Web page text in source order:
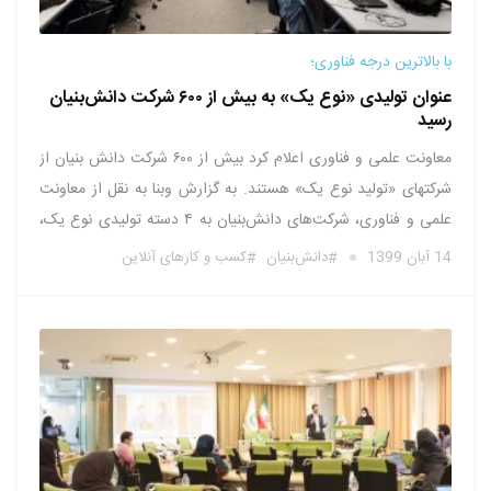
با بالاترین درجه فناوری؛
عنوان تولیدی «نوع یک» به بیش از ۶۰۰ شرکت دانش‌بنیان
رسید
معاونت علمی و فناوری اعلام کرد بیش از ۶۰۰ شرکت دانش بنیان از
شرکتهای «تولید نوع یک» هستند. به گزارش وبنا به نقل از معاونت
علمی و فناوری، شرکت‌های دانش‌بنیان به ۴ دسته تولیدی نوع یک،
تولیدی نوع ۲، نوپای نوع یک و نوپای نوع دو تقسیم می‌شوند. در
14 آبان 1399 دانش‌بنیان کسب و کارهای آنلاین